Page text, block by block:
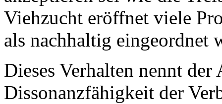
Viehzucht eröffnet viele
als nachhaltig eingeordnet
Dieses Verhalten nennt
Dissonanzfähigkeit der